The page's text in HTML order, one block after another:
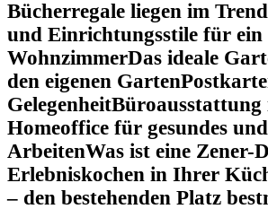
Bücherregale liegen im Trend
und Einrichtungsstile für ein
WohnzimmerDas ideale
den eigenen Garten
GelegenheitBüroausstattung
Homeoffice für gesundes
ArbeitenWas ist eine Zener-
Erlebniskochen in Ihrer
– den bestehenden Platz